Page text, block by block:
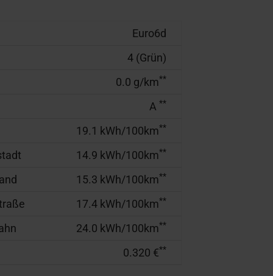
Euro6d
4 (Grün)
0.0 g/km**
A **
19.1 kWh/100km**
14.9 kWh/100km**
15.3 kWh/100km**
17.4 kWh/100km**
24.0 kWh/100km**
0.320 €**